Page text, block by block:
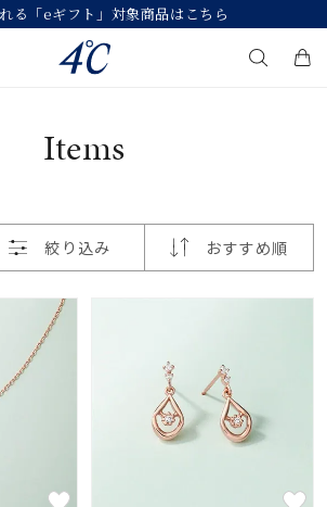
る「eギフト」対象商品はこちら
#ペア
Items
絞り込み おすすめ順
数